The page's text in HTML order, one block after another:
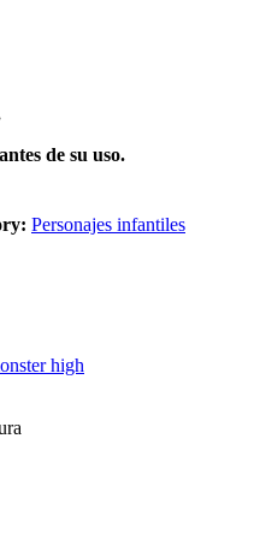
de su uso.
Personajes infantiles